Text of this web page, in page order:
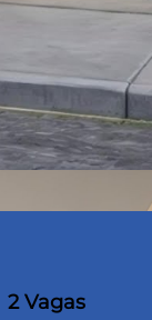
2 Vagas